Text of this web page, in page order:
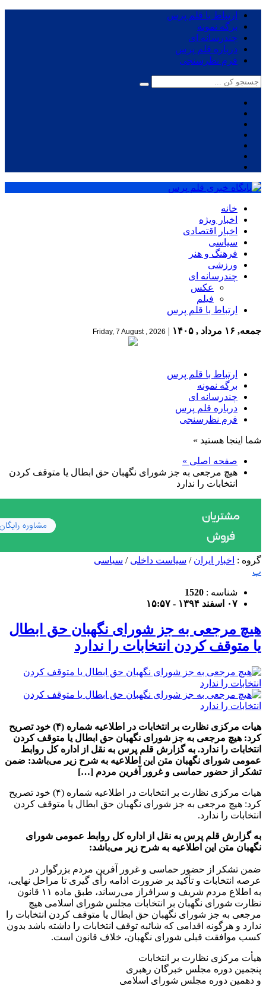
ارتباط با قلم پرس
برگه نمونه
چندرسانه ای
درباره قلم پرس
فرم نظرسنجی
خانه
اخبار ویژه
اخبار اقتصادی
سیاسی
فرهنگ و هنر
ورزشی
چندرسانه ای
عکس
فیلم
ارتباط با قلم پرس
جمعه, ۱۶ مرداد , ۱۴۰۵ |
Friday, 7 August , 2026
ارتباط با قلم پرس
برگه نمونه
چندرسانه ای
درباره قلم پرس
فرم نظرسنجی
شما اینجا هستید »
صفحه اصلی »
هیچ مرجعی به جز شورای نگهبان حق ابطال یا متوقف کردن
انتخابات را ندارد
گروه : اخبار ایران / سیاست داخلی / سیاسی
پ
شناسه : 1520
۰۷ اسفند ۱۳۹۴ - ۱۵:۵۷
هیچ مرجعی به جز شورای نگهبان حق ابطال
یا متوقف کردن انتخابات را ندارد
هیات مرکزی نظارت بر انتخابات در اطلاعیه شماره (۴) خود تصریح
کرد: هیچ مرجعی به جز شورای نگهبان حق ابطال یا متوقف کردن
انتخابات را ندارد. به گزارش قلم پرس به نقل از اداره کل روابط
عمومی شورای نگهبان متن این اطلاعیه به شرح زیر می‌باشد: ضمن
تشکر از حضور حماسی و غرور آفرین مردم […]
هیات مرکزی نظارت بر انتخابات در اطلاعیه شماره (۴) خود تصریح
کرد: هیچ مرجعی به جز شورای نگهبان حق ابطال یا متوقف کردن
انتخابات را ندارد.
به گزارش قلم پرس به نقل از اداره کل روابط عمومی شورای
نگهبان متن این اطلاعیه به شرح زیر می‌باشد:
ضمن تشکر از حضور حماسی و غرور آفرین مردم بزرگوار در
عرصه انتخابات و تأکید بر ضرورت ادامه رأی گیری تا مراحل نهایی،
به اطلاع مردم شریف و سرافراز می‌رساند، طبق ماده ۱۱ قانون
نظارت شورای نگهبان بر انتخابات مجلس شورای اسلامی هیچ
مرجعی به جز شورای نگهبان حق ابطال یا متوقف کردن انتخابات را
ندارد و هرگونه اقدامی که شائبه توقف انتخابات را داشته باشد بدون
کسب موافقت قبلی شورای نگهبان، خلاف قانون است.
هیأت مرکزی نظارت بر انتخابات
پنجمین دوره مجلس خبرگان رهبری
و دهمین دوره مجلس شورای اسلامی